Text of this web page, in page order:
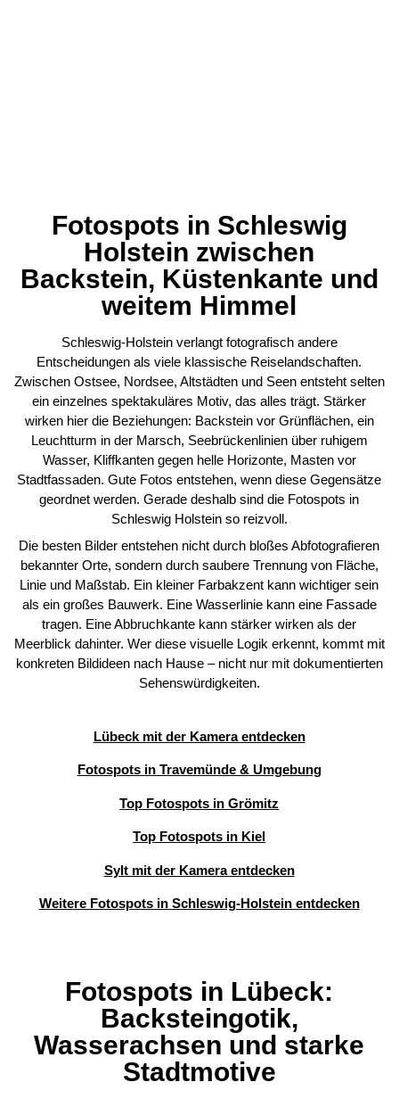
Fotospots in Schleswig
Holstein zwischen
Backstein, Küstenkante und
weitem Himmel
Schleswig-Holstein verlangt fotografisch andere
Entscheidungen als viele klassische Reiselandschaften.
Zwischen Ostsee, Nordsee, Altstädten und Seen entsteht selten
ein einzelnes spektakuläres Motiv, das alles trägt. Stärker
wirken hier die Beziehungen: Backstein vor Grünflächen, ein
Leuchtturm in der Marsch, Seebrückenlinien über ruhigem
Wasser, Kliffkanten gegen helle Horizonte, Masten vor
Stadtfassaden. Gute Fotos entstehen, wenn diese Gegensätze
geordnet werden. Gerade deshalb sind die Fotospots in
Schleswig Holstein so reizvoll.
Die besten Bilder entstehen nicht durch bloßes Abfotografieren
bekannter Orte, sondern durch saubere Trennung von Fläche,
Linie und Maßstab. Ein kleiner Farbakzent kann wichtiger sein
als ein großes Bauwerk. Eine Wasserlinie kann eine Fassade
tragen. Eine Abbruchkante kann stärker wirken als der
Meerblick dahinter. Wer diese visuelle Logik erkennt, kommt mit
konkreten Bildideen nach Hause – nicht nur mit dokumentierten
Sehenswürdigkeiten.
Lübeck mit der Kamera entdecken
Fotospots in Travemünde & Umgebung
Top Fotospots in Grömitz
Top Fotospots in Kiel
Sylt mit der Kamera entdecken
Weitere Fotospots in Schleswig-Holstein entdecken
Fotospots in Lübeck:
Backsteingotik,
Wasserachsen und starke
Stadtmotive